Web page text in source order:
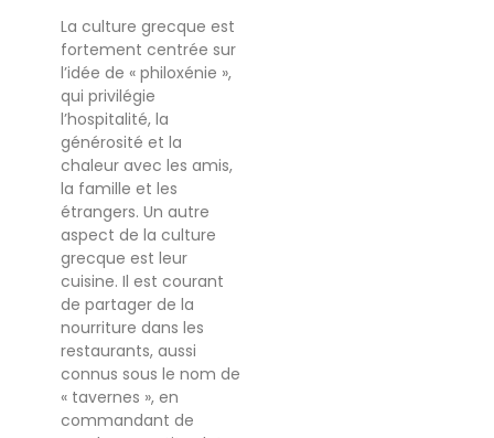
La culture grecque est
fortement centrée sur
l’idée de « philoxénie »,
qui privilégie
l’hospitalité, la
générosité et la
chaleur avec les amis,
la famille et les
étrangers. Un autre
aspect de la culture
grecque est leur
cuisine. Il est courant
de partager de la
nourriture dans les
restaurants, aussi
connus sous le nom de
« tavernes », en
commandant de